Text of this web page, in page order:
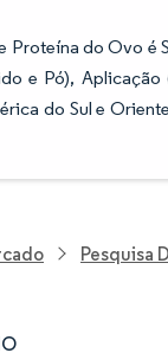
Proteína do Ovo é
e Pó),
do Sul e
Pesquisa